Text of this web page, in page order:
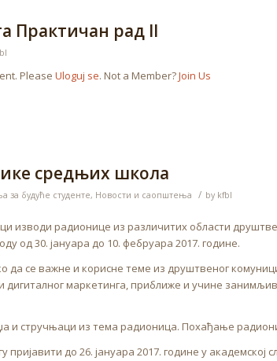
Практичан рад II
Please Uloguj se. Not a Member?Join Us
средњих школа
за будуће студенте, Новости и саопштења / by kfbl
изводи радионице из различитих области
од 30. јануара до 10. фебруара 2017. године.
да се важне и корисне теме из друштвеног
дигиталног маркетинга, приближе и учине
и стручњаци из тема радионица. Похађање
до 26. јануара 2017. године у академској